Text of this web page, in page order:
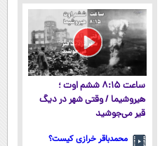
ساعت ۸:۱۵ ششم اوت ؛
هیروشیما / وقتی شهر در دیگ
قیر می‌جوشید
محمدباقر خرازی کیست؟